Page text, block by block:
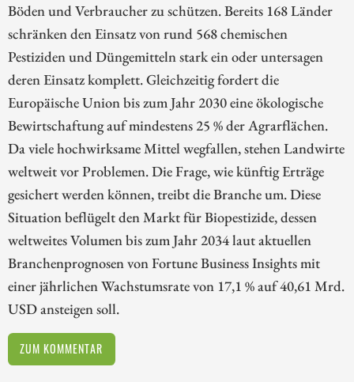
Böden und Verbraucher zu schützen. Bereits 168 Länder
schränken den Einsatz von rund 568 chemischen
Pestiziden und Düngemitteln stark ein oder untersagen
deren Einsatz komplett. Gleichzeitig fordert die
Europäische Union bis zum Jahr 2030 eine ökologische
Bewirtschaftung auf mindestens 25 % der Agrarflächen.
Da viele hochwirksame Mittel wegfallen, stehen Landwirte
weltweit vor Problemen. Die Frage, wie künftig Erträge
gesichert werden können, treibt die Branche um. Diese
Situation beflügelt den Markt für Biopestizide, dessen
weltweites Volumen bis zum Jahr 2034 laut aktuellen
Branchenprognosen von Fortune Business Insights mit
einer jährlichen Wachstumsrate von 17,1 % auf 40,61 Mrd.
USD ansteigen soll.
ZUM KOMMENTAR